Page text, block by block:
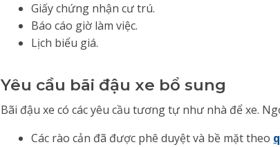
Giấy chứng nhận cư trú.
Báo cáo giờ làm việc.
Lịch biểu giá.
Yêu cầu bãi đậu xe bổ sung
Bãi đậu xe có các yêu cầu tương tự như nhà để xe.
Các rào cản đã được phê duyệt và bề mặt theo